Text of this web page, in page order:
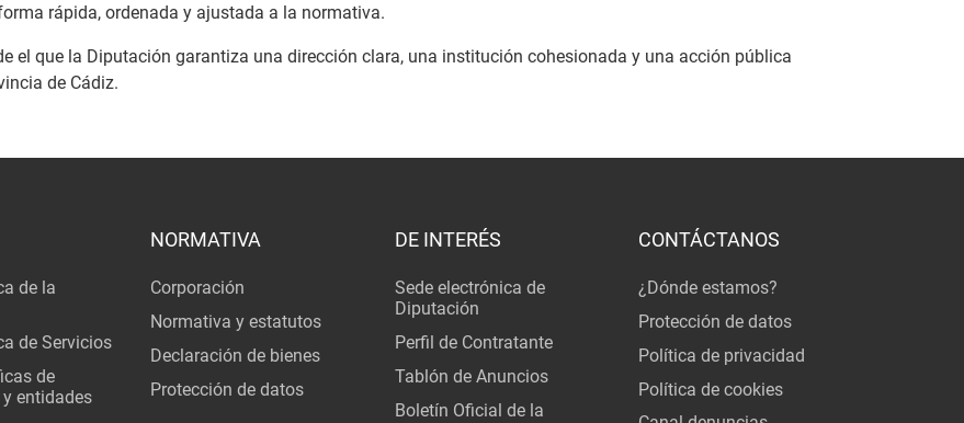
rápida, ordenada y ajustada a la normativa.
el que la Diputación garantiza una dirección clara, una institución cohesionada y una acción pública
de Cádiz.
de la
de Servicios
de
entidades
NORMATIVA
Corporación
Normativa y estatutos
Declaración de bienes
Protección de datos
DE INTERÉS
Sede electrónica de
Diputación
Perfil de Contratante
Tablón de Anuncios
Boletín Oficial de la
CONTÁCTANOS
¿Dónde estamos?
Protección de datos
Política de privacidad
Política de cookies